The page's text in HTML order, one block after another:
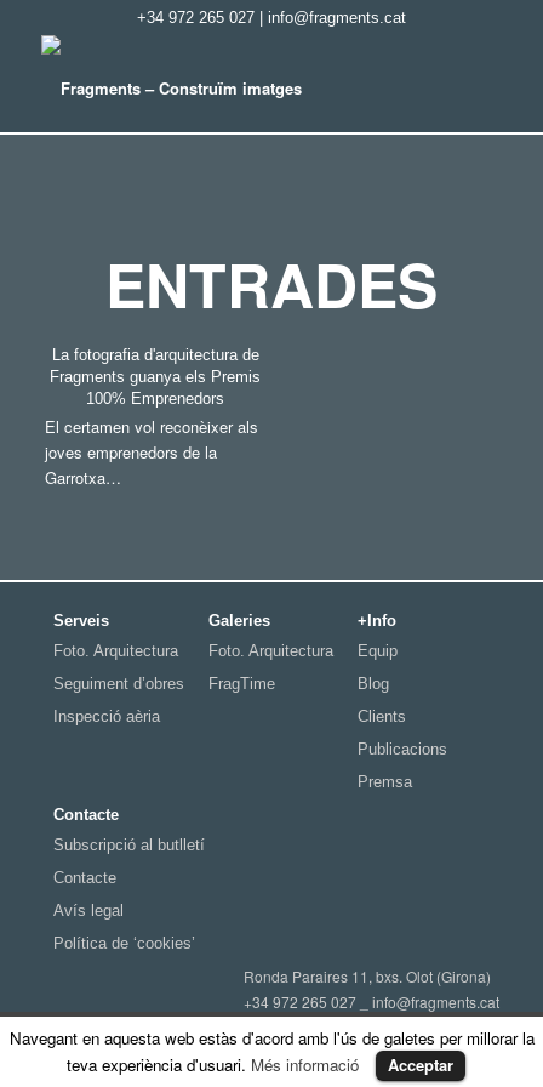
+34 972 265 027| info@fragments.cat
ENTRADES
La fotografia d'arquitectura de
Fragments guanya els Premis
100% Emprenedors
El certamen vol reconèixer als
joves emprenedors de la
Garrotxa…
Serveis
Foto. Arquitectura
Seguiment d’obres
Inspecció aèria
Galeries
Foto. Arquitectura
FragTime
+Info
Equip
Blog
Clients
Publicacions
Premsa
Contacte
Subscripció al butlletí
Contacte
Avís legal
Política de ‘cookies’
Ronda Paraires 11, bxs. Olot (Girona)
+34 972 265 027 _info@fragments.cat
Navegant en aquesta web estàs d'acord amb l'ús de galetes per millorar la
teva experiència d'usuari. Més informació Acceptar